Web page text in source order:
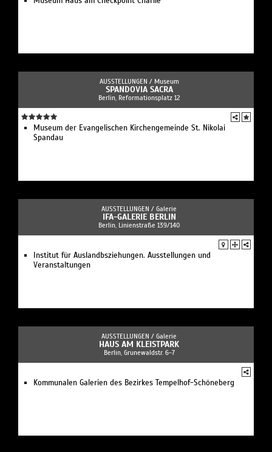
AUSSTELLUNGEN / Museum
SPANDOVIA SACRA
Berlin, Reformationsplatz 12
Museum der Evangelischen Kirchengemeinde St. Nikolai
Spandau
AUSSTELLUNGEN / Galerie
IFA-GALERIE BERLIN
Berlin, Linienstraße 139/140
Institut für Auslandbsziehungen. Ausstellungen und
Veranstaltungen
AUSSTELLUNGEN / Galerie
HAUS AM KLEISTPARK
Berlin, Grunewaldstr. 6-7
Kommunalen Galerien des Bezirkes Tempelhof-Schöneberg